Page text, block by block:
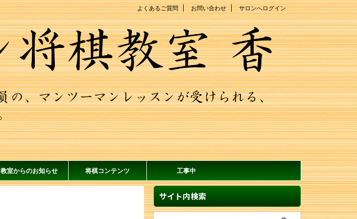
よくあるご質問 お問い合わせ サロンへログイン
教室からのお知らせ 将棋コンテンツ 工事中
サイト内検索